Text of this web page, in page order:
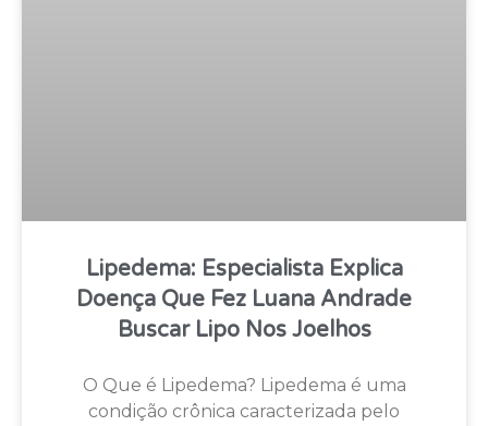
Lipedema: Especialista Explica
Doença Que Fez Luana Andrade
Buscar Lipo Nos Joelhos
O Que é Lipedema? Lipedema é uma
condição crônica caracterizada pelo